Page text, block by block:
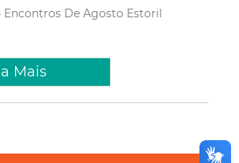
Encontros De Agosto Estoril
Mais